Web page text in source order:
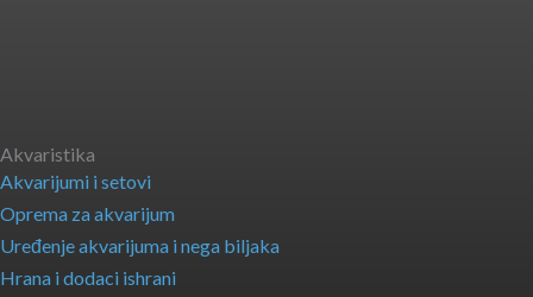
Akvaristika
Akvarijumi i setovi
Oprema za akvarijum
Uređenje akvarijuma i nega biljaka
Hrana i dodaci ishrani